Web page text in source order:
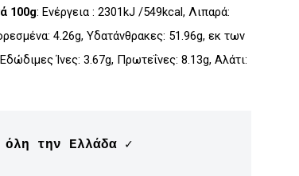
100g: Ενέργεια : 2301kJ /549kcal, Λιπαρά:
4.26g, Υδατάνθρακες: 51.96g, εκ των
Ίνες: 3.67g, Πρωτεΐνες: 8.13g, Αλάτι:
όλη την Ελλάδα ✓